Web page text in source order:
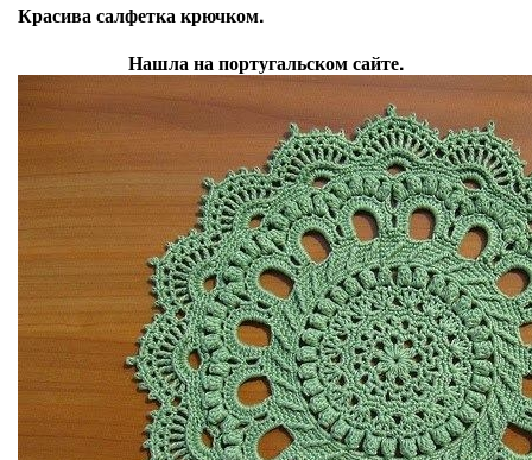
Красива салфетка крючком.
Нашла на португальском сайте.